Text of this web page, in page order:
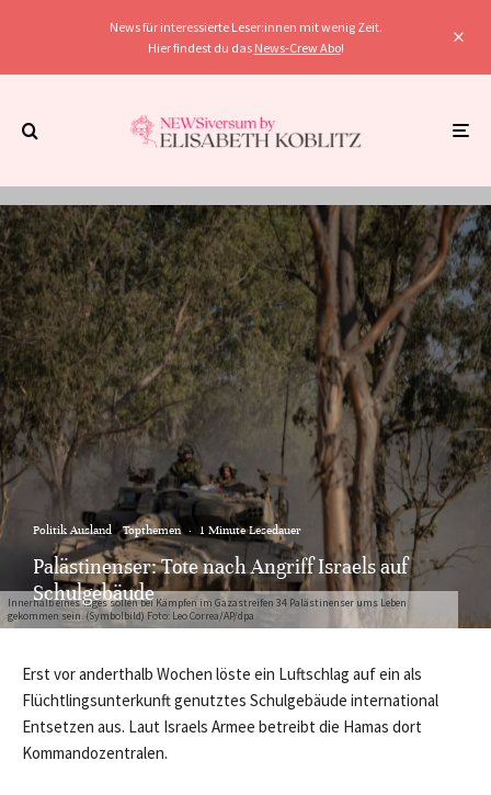
News für interessierte Leser:innen mit wenig Zeit.
Hier findest du das News-Crew Abo!
Innerhalb eines Tages sollen bei Kämpfen im Gazastreifen 34 Palästinenser ums Leben
gekommen sein. (Symbolbild) Foto: Leo Correa/AP/dpa
Politik Ausland Topthemen · 1 Minute Lesedauer
Palästinenser: Tote nach Angriff Israels auf
Schulgebäude
Erst vor anderthalb Wochen löste ein Luftschlag auf ein als
Flüchtlingsunterkunft genutztes Schulgebäude international
Entsetzen aus. Laut Israels Armee betreibt die Hamas dort
Kommandozentralen.